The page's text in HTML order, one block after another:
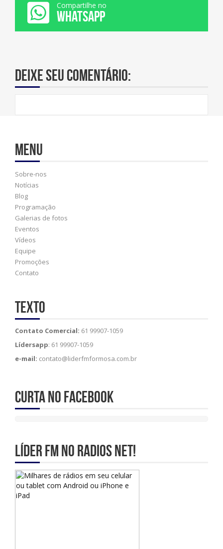
Compartilhe no
WHATSAPP
Deixe seu comentário:
Menu
Sobre-nos
Notícias
Blog
Programação
Galerias de fotos
Eventos
Vídeos
Equipe
Promoções
Contato
Texto
Contato Comercial: 61 99907-1059
Lídersapp: 61 99907-1059
e-mail: contato@liderfmformosa.com.br
Curta no Facebook
Líder Fm no Radios Net!